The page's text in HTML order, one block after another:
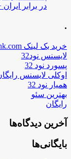
در برابر ایران
.
خرید بک لینک behtarinbacklink.com
لایسنس نود32
پسورد نود 32
اوکلی لایسنس رایگان
همیار نود 32
بهترین سئو
رایگان
آخرین دیدگاه‌ها
بایگانی‌ها